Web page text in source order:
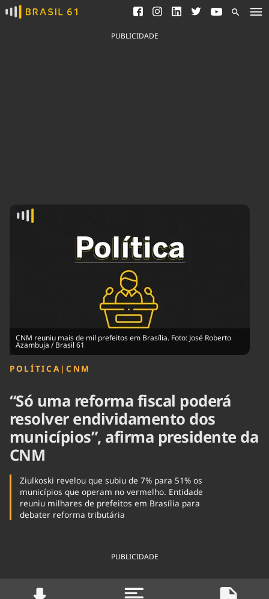
Ver todas as notícias
Saneamento
Indicadores
Agronegócios
Cultura
Economia
Educação
Infraestrutura
Internacional
Política
Saúde
PUBLICIDADE
CNM reuniu mais de mil prefeitos em Brasília. Foto: José Roberto
Azambuja / Brasil 61
POLÍTICA | CNM
“Só uma reforma fiscal poderá
resolver endividamento dos
municípios”, afirma presidente da
CNM
Ziulkoski revelou que subiu de 7% para 51% os
municípios que operam no vermelho. Entidade
reuniu milhares de prefeitos em Brasília para
debater reforma tributária
PUBLICIDADE